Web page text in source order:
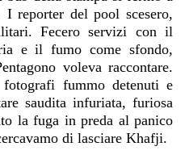
reporter del pool scesero,
Fecero servizi con il
e il fumo come sfondo,
voleva raccontare.
fummo detenuti e
saudita infuriata, furiosa
la fuga in preda al panico
di lasciare Khafji.